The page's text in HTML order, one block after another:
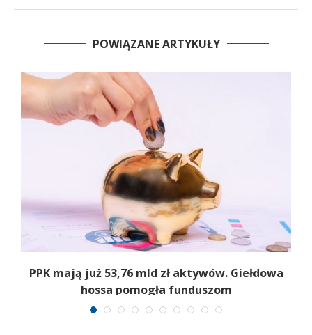
POWIĄZANE ARTYKUŁY
PPK mają już 53,76 mld zł aktywów. Giełdowa
hossa pomogła funduszom